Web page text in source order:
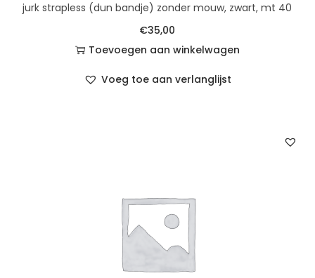
jurk strapless (dun bandje) zonder mouw, zwart, mt 40
€35,00
Toevoegen aan winkelwagen
Voeg toe aan verlanglijst